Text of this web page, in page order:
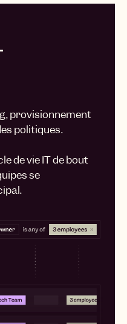
provisionnement
politiques.
de vie IT de bout
se